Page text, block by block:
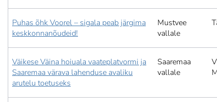
Puhas õhk Voorel – sigala peab järgima
keskkonnanõudeid!
Mustvee
vallale
Väikese Väina hoiuala vaateplatvormi ja
Saaremaa värava lahenduse avaliku
arutelu toetuseks
Saaremaa
vallale